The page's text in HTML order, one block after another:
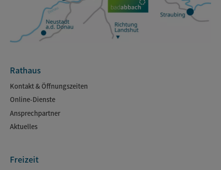
Rathaus
Kontakt & Öffnungszeiten
Online-Dienste
Ansprechpartner
Aktuelles
Freizeit